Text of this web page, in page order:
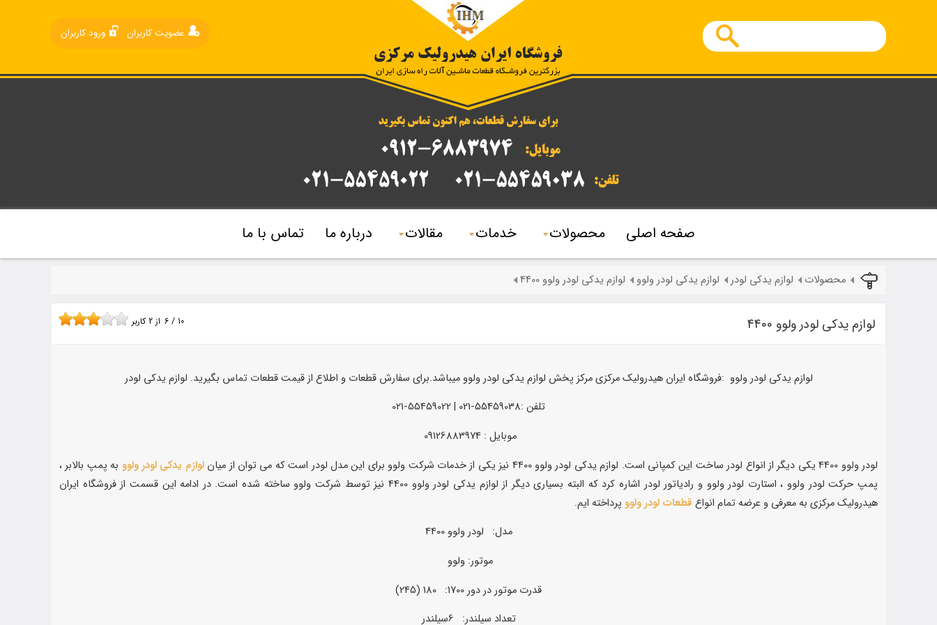
ورود کاربران عضویت کاربران
صفحه اصلی محصولات خدمات مقالات درباره ما تماس با ما
محصولات لوازم یدکی لودر لوازم یدکی لودر ولوو لوازم یدکی لودر ولوو 4400
لوازم یدکی لودر ولوو 4400 6 / 10 از 2 کاربر
لوازم یدکی لودر ولوو :فروشگاه ایران هیدرولیک مرکزی مرکز پخش لوازم یدکی لودر ولوو میباشد.برای سفارش قطعات و اطلاع از قیمت قطعات تماس بگیرید. لوازم یدکی لودر
تلفن :55459038-021 | 55459022-021
موبایل : 09126883974
لودر ولوو 4400 یکی دیگر از انواع لودر ساخت این کمپانی است. لوازم یدکی لودر ولوو 4400 نیز یکی از خدمات شرکت ولوو برای این مدل لودر است که می توان از میان
لوازم یدکی لودر ولوو به پمپ بالابر ،
پمپ حرکت لودر ولوو ، استارت لودر ولوو و رادیاتور لودر اشاره کرد که البته بسیاری دیگر از لوازم یدکی لودر ولوو 4400 نیز توسط شرکت ولوو ساخته شده است. در ادامه این قسمت از فروشگاه ایران
هیدرولیک مرکزی به معرفی و عرضه تمام انواع قطعات لودر ولوو پرداخته ایم.
مدل: لودر ولوو 4400
موتور: ولوو
قدرت موتور در دور 1700: 180 (245)
تعداد سیلندر: 6سیلندر